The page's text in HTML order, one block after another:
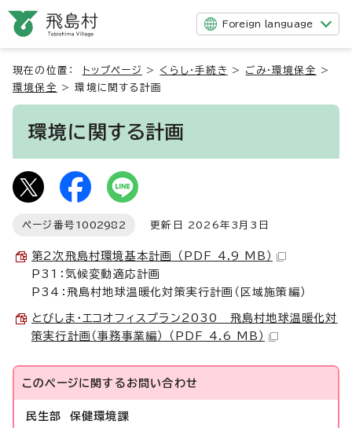
Foreign language
現在の位置： トップページ > くらし・手続き > ごみ・環境保全
>
環境保全
>環境に関する計画
環境に関する計画
ページ番号 1002982 更新日 2026年3月3日
第2次飛島村環境基本計画 （PDF 4.9 MB）
P31：気候変動適応計画
P34：飛島村地球温暖化対策実行計画（区域施策編）
とびしま・エコオフィスプラン2030 飛島村地球温暖化対
策実行計画（事務事業編） （PDF 4.6 MB）
このページに関する お問い合わせ
民生部 保健環境課